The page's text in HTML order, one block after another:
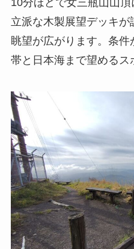
10分ほどで女三瓶山山
立派な木製展望デッキが
眺望が広がります。条
帯と日本海まで望めるス